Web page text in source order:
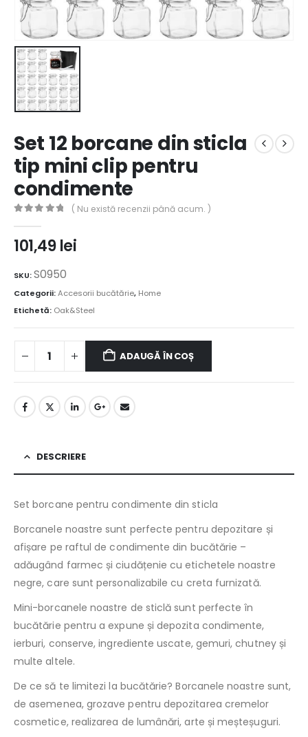
Set 12 borcane din sticla
tip mini clip pentru
condimente
( Nu există recenzii până acum. )
101,49lei
SKU:S0950
Categorii:Accesorii bucătărie, Home
Etichetă: Oak&Steel
ADAUGĂ ÎN COȘ
DESCRIERE
Set borcane pentru condimente din sticla
Borcanele noastre sunt perfecte pentru depozitare și
afișare pe raftul de condimente din bucătărie –
adăugând farmec și ciudățenie cu etichetele noastre
negre, care sunt personalizabile cu creta furnizată.
Mini-borcanele noastre de sticlă sunt perfecte în
bucătărie pentru a expune și depozita condimente,
ierburi, conserve, ingrediente uscate, gemuri, chutney și
multe altele.
De ce să te limitezi la bucătărie? Borcanele noastre sunt,
de asemenea, grozave pentru depozitarea cremelor
cosmetice, realizarea de lumânări, arte și meșteșuguri.